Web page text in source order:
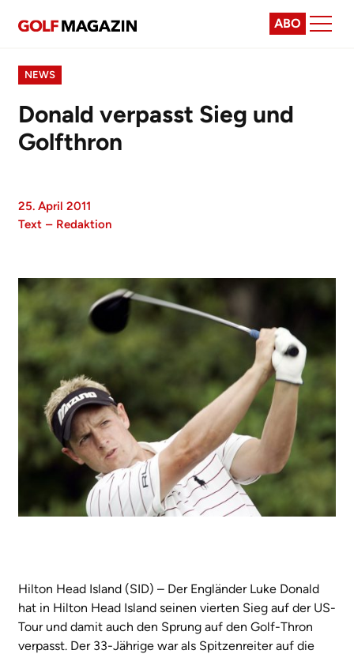
ABO
NEWS
Donald verpasst Sieg und
Golfthron
25. April 2011
Text – Redaktion
Hilton Head Island (SID) – Der Engländer Luke Donald
hat in Hilton Head Island seinen vierten Sieg auf der US-
Tour und damit auch den Sprung auf den Golf-Thron
verpasst. Der 33-Jährige war als Spitzenreiter auf die